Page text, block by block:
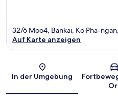
32/6 Moo4, Bankai, Ko Pha-
Auf Karte anzeigen
In der Umgebung